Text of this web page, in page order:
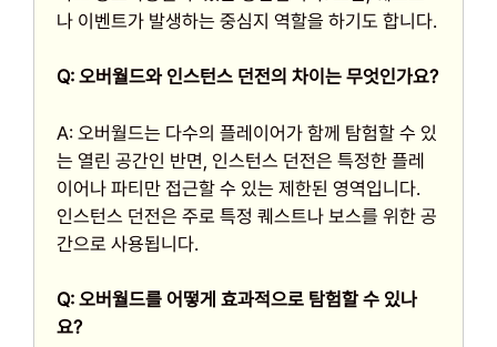
나 이벤트가 발생하는 중심지 역할을 하기도 합니다.
Q: 오버월드와 인스턴스 던전의 차이는 무엇인가요?
A: 오버월드는 다수의 플레이어가 함께 탐험할 수 있
는 열린 공간인 반면, 인스턴스 던전은 특정한 플레
이어나 파티만 접근할 수 있는 제한된 영역입니다.
인스턴스 던전은 주로 특정 퀘스트나 보스를 위한 공
간으로 사용됩니다.
Q: 오버월드를 어떻게 효과적으로 탐험할 수 있나
요?